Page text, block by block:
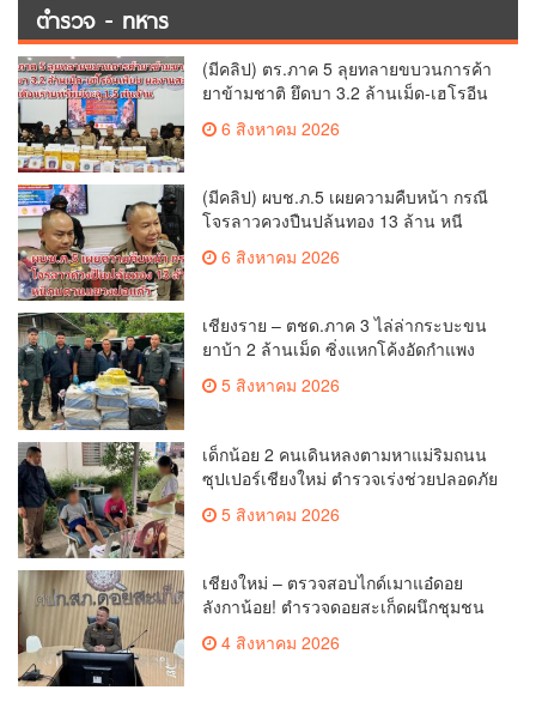
ตำรวจ - ทหาร
(มีคลิป) ตร.ภาค 5 ลุยทลายขบวนการค้า
ยาข้ามชาติ ยึดบา 3.2 ล้านเม็ด-เฮโรอีน
ทะลุ 1.5 พันล้าน
6 สิงหาคม 2026
(มีคลิป) ผบช.ภ.5 เผยความคืบหน้า กรณี
โจรลาวควงปืนปล้นทอง 13 ล้าน หนี
กบดานแขวงบ่อแก้ว
6 สิงหาคม 2026
เชียงราย – ตชด.ภาค 3 ไล่ล่ากระบะขน
ยาบ้า 2 ล้านเม็ด ซิ่งแหกโค้งอัดกำแพง
บ้านพังยับ ก่อนคนขับทิ้งรถดอดหนีเข้าป่า
5 สิงหาคม 2026
เด็กน้อย 2 คนเดินหลงตามหาแม่ริมถนน
ซุปเปอร์เชียงใหม่ ตำรวจเร่งช่วยปลอดภัย
แล้ว5 สิงหาคม 2026
เชียงใหม่ – ตรวจสอบไกด์เมาแอ๋ดอย
ลังกาน้อย! ตำรวจดอยสะเก็ดผนึกชุมชน
สร้างความมั่นใจให้นักท่องเที่ยว
4 สิงหาคม 2026